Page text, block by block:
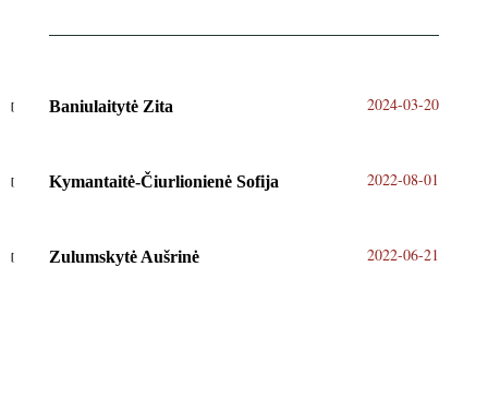
Baniulaitytė Zita 2024-03-20
Kymantaitė-Čiurlionienė Sofija 2022-08-01
Zulumskytė Aušrinė 2022-06-21